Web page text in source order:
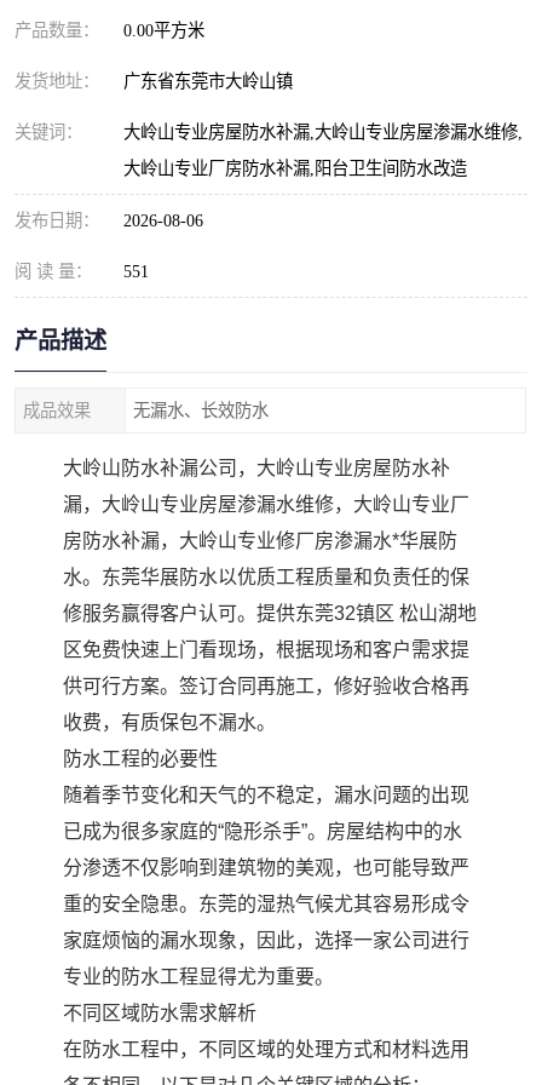
产品数量： 0.00平方米
发货地址： 广东省东莞市大岭山镇
关键词：
大岭山专业房屋防水补漏,大岭山专业房屋渗漏水维修,
大岭山专业厂房防水补漏,阳台卫生间防水改造
发布日期： 2026-08-06
阅 读 量： 551
产品描述
成品效果 无漏水、长效防水
大岭山防水补漏公司，大岭山专业房屋防水补
漏，大岭山专业房屋渗漏水维修，大岭山专业厂
房防水补漏，大岭山专业修厂房渗漏水*华展防
水。东莞华展防水以优质工程质量和负责任的保
修服务赢得客户认可。提供东莞32镇区 松山湖地
区免费快速上门看现场，根据现场和客户需求提
供可行方案。签订合同再施工，修好验收合格再
收费，有质保包不漏水。
防水工程的必要性
随着季节变化和天气的不稳定，漏水问题的出现
已成为很多家庭的“隐形杀手”。房屋结构中的水
分渗透不仅影响到建筑物的美观，也可能导致严
重的安全隐患。东莞的湿热气候尤其容易形成令
家庭烦恼的漏水现象，因此，选择一家公司进行
专业的防水工程显得尤为重要。
不同区域防水需求解析
在防水工程中，不同区域的处理方式和材料选用